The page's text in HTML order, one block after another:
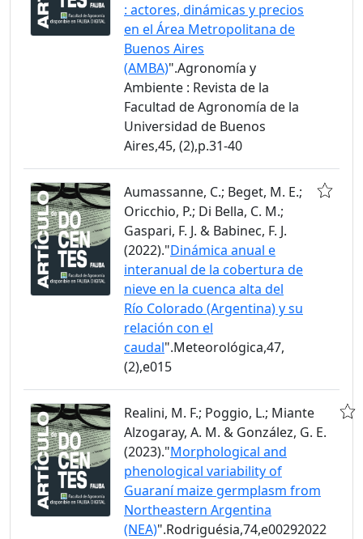
: actores, dinámicas y precios
en el Área Metropolitana de
Buenos Aires
(AMBA)".Agronomía y
Ambiente : Revista de la
Facultad de Agronomía de la
Universidad de Buenos
Aires,45, (2),p.31-40
Aumassanne, C.; Beget, M. E.;
Oricchio, P.; Di Bella, C. M.;
Gaspari, F. J. & Babinec, F. J.
(2022)."Dinámica anual e
interanual de la cobertura de
nieve en la cuenca alta del
Río Colorado (Argentina) y su
relación con el
caudal".Meteorológica,47,
(2),e015
Realini, M. F.; Poggio, L.; Miante
Alzogaray, A. M. & González, G. E.
(2023)."Morphological and
phenological variability of
Guaraní maize germplasm from
Northeastern Argentina
(NEA)".Rodriguésia,74,e00292022